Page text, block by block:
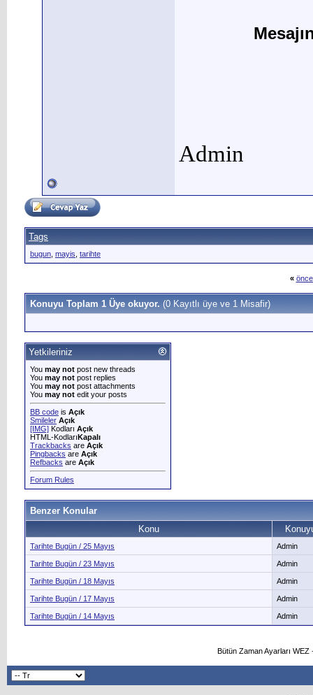
Admin
Tags
bugun mayis tarihte
«
Konuyu Toplam 1 Üye okuyor. (0 Kayıtlı üye ve 1 Misafir)
Yetkileriniz
You may not post new threads
You may not post replies
You may not post attachments
You may not edit your posts
BB code is Açık
Smileler Açık
[IMG] Kodları Açık
HTML-KodlarıKapalı
Trackbacks are Açık
Pingbacks are Açık
Refbacks are Açık
Forum Rules
Benzer Konular
Konu
Tarihte Bugün / 25 Mayıs Admin
Tarihte Bugün / 23 Mayıs Admin
Tarihte Bugün / 18 Mayıs Admin
Tarihte Bugün / 17 Mayıs Admin
Tarihte Bugün / 14 Mayıs Admin
Bütün Zaman Ayarları